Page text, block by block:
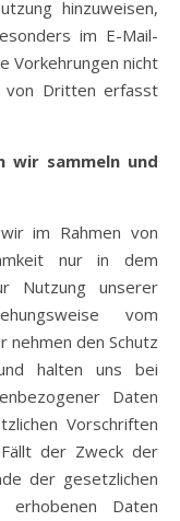
hinzuweisen,
im E-Mail-
Vorkehrungen nicht
von Dritten erfasst
wir sammeln und
im Rahmen von
nur in dem
Nutzung unserer
vom
den Schutz
halten uns bei
Daten
Vorschriften
der Zweck der
der gesetzlichen
Daten